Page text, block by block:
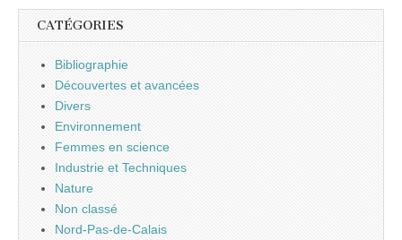
CATÉGORIES
Bibliographie
Découvertes et avancées
Divers
Environnement
Femmes en science
Industrie et Techniques
Nature
Non classé
Nord-Pas-de-Calais